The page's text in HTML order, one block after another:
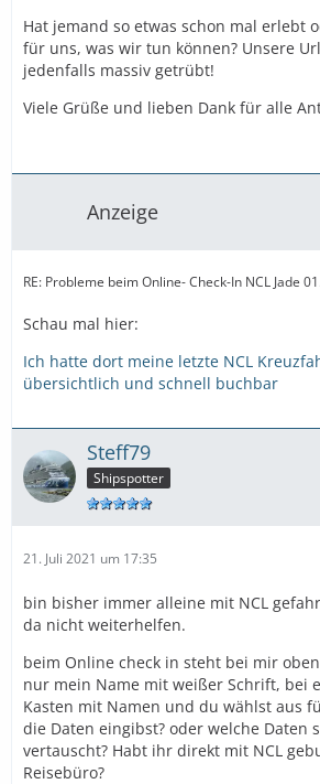
Hat jemand so etwas schon mal erlebt
für uns, was wir tun können? Unsere
jedenfalls massiv getrübt!
Viele Grüße und lieben Dank für alle
Anzeige
RE: Probleme beim Online- Check-In NCL Jade
Schau mal hier:
Ich hatte dort meine letzte NCL
übersichtlich und schnell buchbar
Steff79
Shipspotter
21. Juli 2021 um 17:35
bin bisher immer alleine mit NCL
da nicht weiterhelfen.
beim Online check in steht bei mir
nur mein Name mit weißer Schrift, bei
Kasten mit Namen und du wählst aus
die Daten eingibst? oder welche Daten
vertauscht? Habt ihr direkt mit NCL
Reisebüro?